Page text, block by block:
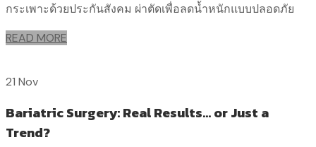
กระเพาะด้วยประกันสังคม ผ่าตัดเพื่อลดน้ำหนักแบบปลอดภัย
READ MORE
21 Nov
Bariatric Surgery: Real Results… or Just a
Trend?